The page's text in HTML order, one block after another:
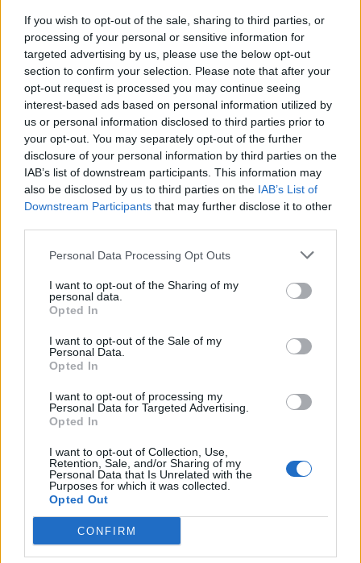
If you wish to opt-out of the sale, sharing to third parties, or
processing of your personal or sensitive information for
targeted advertising by us, please use the below opt-out
section to confirm your selection. Please note that after your
opt-out request is processed you may continue seeing
interest-based ads based on personal information utilized by
us or personal information disclosed to third parties prior to
your opt-out. You may separately opt-out of the further
disclosure of your personal information by third parties on the
IAB’s list of downstream participants. This information may
also be disclosed by us to third parties on the IAB’s List of
Downstream Participants that may further disclose it to other
Personal Data Processing Opt Outs
I want to opt-out of the Sharing of my
personal data.
Opted In
I want to opt-out of the Sale of my
Personal Data.
Opted In
I want to opt-out of processing my
Personal Data for Targeted Advertising.
Opted In
I want to opt-out of Collection, Use,
Retention, Sale, and/or Sharing of my
Personal Data that Is Unrelated with the
Purposes for which it was collected.
Opted Out
CONFIRM